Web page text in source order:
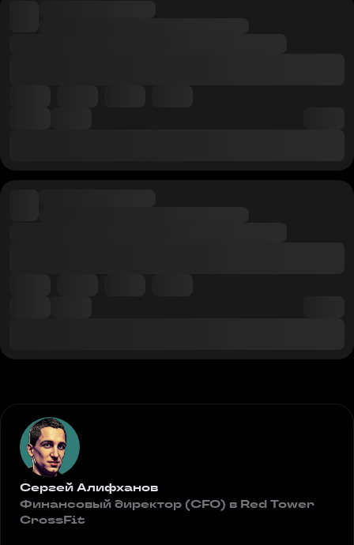
Сергей Алифханов
Финансовый директор (CFO) в Red Tower
CrossFit